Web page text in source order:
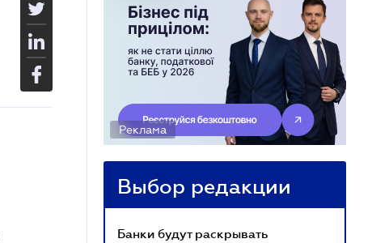
Реклама
Выбор редакции
Банки будут раскрывать